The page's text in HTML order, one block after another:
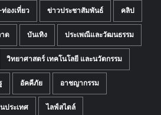
องเที่ยว ข่าวประชาสัมพันธ์ คลิป
าด บันเทิง ประเพณีและวัฒนธรรม
วิทยาศาสตร์ เทคโนโลยี และนวัตกรรม
อัคคีภัย อาชญากรรม
ประเทศ ไลฟ์สไตล์